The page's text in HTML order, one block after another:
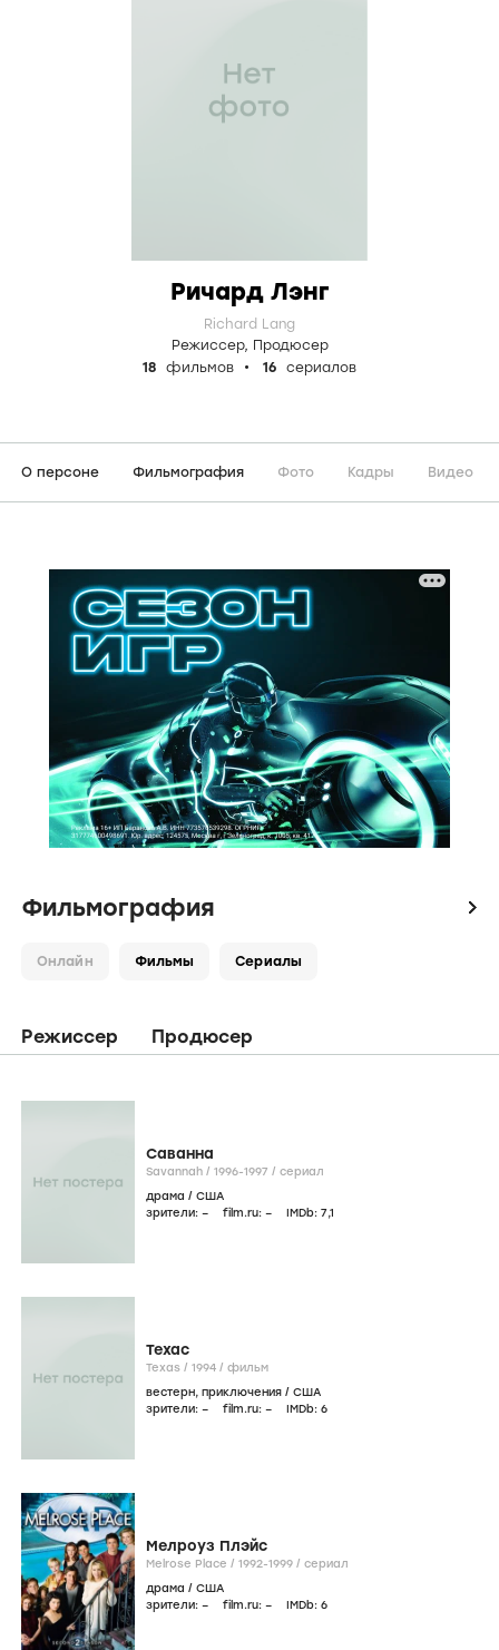
Ричард Лэнг
Richard Lang
Режиссер, Продюсер
18
фильмов 16 сериалов
О персоне Фильмография Фото Кадры Видео
Фильмография icon
Онлайн Фильмы Сериалы
Режиссер Продюсер
Саванна
Savannah / 1996-1997 / сериал
драма / США
зрители: – film.ru: – IMDb: 7,1
Техас
Texas / 1994 / фильм
вестерн, приключения / США
зрители: – film.ru: – IMDb: 6
Мелроуз Плэйс
Melrose Place / 1992-1999 / сериал
драма / США
зрители: – film.ru: – IMDb: 6